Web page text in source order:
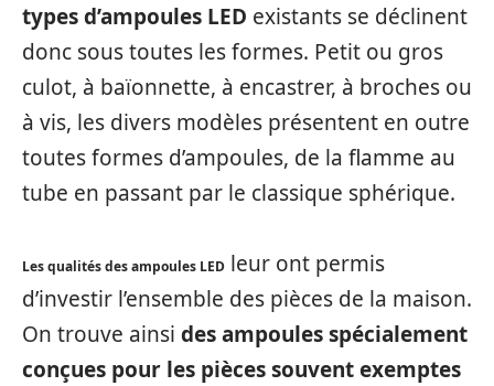
types d’ampoules LED existants se déclinent
donc sous toutes les formes. Petit ou gros
culot, à baïonnette, à encastrer, à broches ou
à vis, les divers modèles présentent en outre
toutes formes d’ampoules, de la flamme au
tube en passant par le classique sphérique.
Les qualités des ampoules LED leur ont permis
d’investir l’ensemble des pièces de la maison.
On trouve ainsi des ampoules spécialement
conçues pour les pièces souvent exemptes